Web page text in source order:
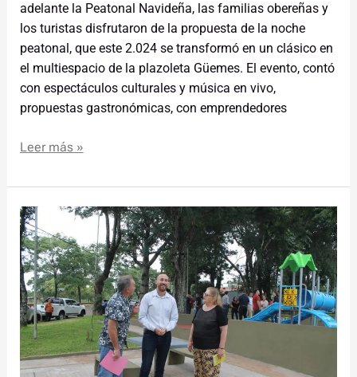
adelante la Peatonal Navideña, las familias obereñas y
los turistas disfrutaron de la propuesta de la noche
peatonal, que este 2.024 se transformó en un clásico en
el multiespacio de la plazoleta Güemes. El evento, contó
con espectáculos culturales y música en vivo,
propuestas gastronómicas, con emprendedores
Leer más »
Nuevo
espacio
para
la
familia:
Está
habilitada
la plazoleta